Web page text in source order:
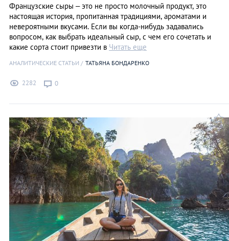
Французские сыры – это не просто молочный продукт, это
настоящая история, пропитанная традициями, ароматами и
невероятными вкусами. Если вы когда-нибудь задавались
вопросом, как выбрать идеальный сыр, с чем его сочетать и
какие сорта стоит привезти в Читать еще
АНАЛИТИЧЕСКИЕ СТАТЬИ ТАТЬЯНА БОНДАРЕНКО
2282 0